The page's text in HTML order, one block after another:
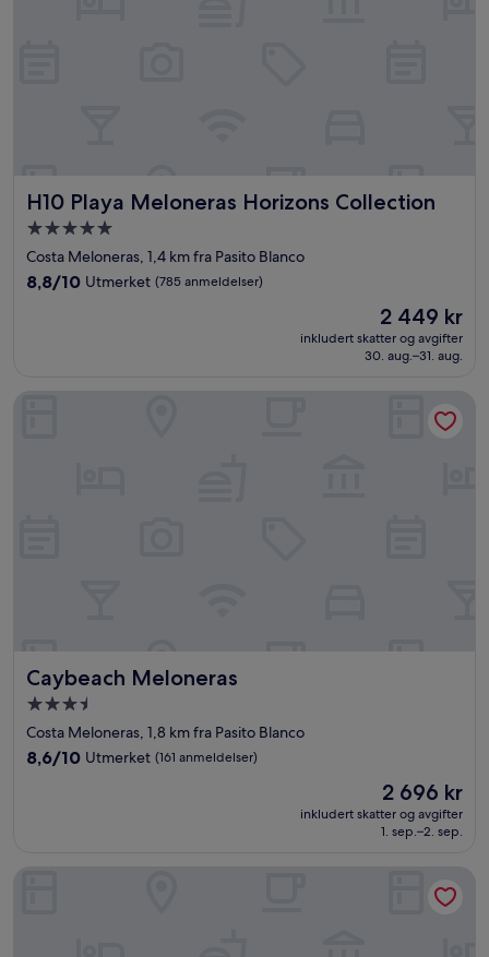
H10 Playa Meloneras Horizons Collection
H10 Playa Meloneras Horizons Collection
Overnattingssted
med
5.0
Costa Meloneras, 1,4 km fra Pasito Blanco
8.8
8,8/10 Utmerket (785 anmeldelser)
Prisen
er
2 449 kr
2 449 kr
inkludert skatter og avgifter
30. aug.–31. aug.
Caybeach Meloneras
Caybeach Meloneras
Overnattingssted
med
3.5
stjerner
Costa Meloneras, 1,8 km fra Pasito Blanco
8.6
8,6/10 Utmerket (161 anmeldelser)
Prisen
er
2 696 kr
2 696 kr
inkludert skatter og avgifter
1. sep.–2. sep.
Arguineguin Park By Servatur VV